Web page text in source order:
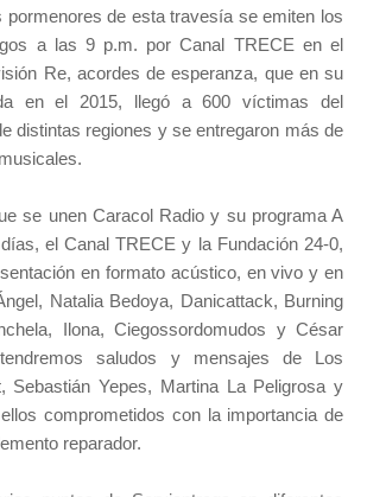
pormenores de esta travesía se emiten los
a las 9 p.m. por Canal TRECE en el
Re, acordes de esperanza, que en su
en el 2015, llegó a 600 víctimas del
distintas regiones y se entregaron más de
se unen Caracol Radio y su programa A
el Canal TRECE y la Fundación 24-0,
en formato acústico, en vivo y en
Natalia Bedoya, Danicattack, Burning
Ilona, Ciegossordomudos y César
saludos y mensajes de Los
Sebastián Yepes, Martina La Peligrosa y
comprometidos con la importancia de
reparador.